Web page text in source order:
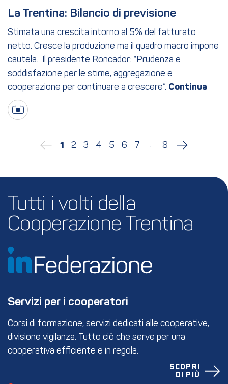
La Trentina: Bilancio di previsione
Stimata una crescita intorno al 5% del fatturato
netto. Cresce la produzione ma il quadro macro impone
cautela. Il presidente Roncador: “Prudenza e
soddisfazione per le stime, aggregazione e
cooperazione per continuare a crescere”.
1 2 3 4 5 6 7 ... 8
Tutti i volti della
Cooperazione Trentina
Servizi per i cooperatori
Corsi di formazione, servizi dedicati alle cooperative,
divisione vigilanza. Tutto ciò che serve per una
cooperativa efficiente e in regola.
SCOPRI
DI PIÙ